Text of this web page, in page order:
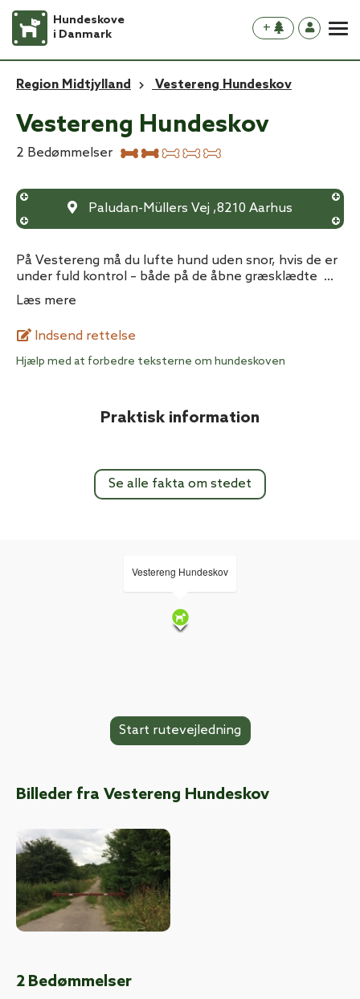
Hundeskove
i Danmark
+
Region Midtjylland Vestereng Hundeskov
Vestereng Hundeskov
2 Bedømmelser
Paludan-Müllers Vej ,8210 Aarhus
På Vestereng må du lufte hund uden snor, hvis de er
under fuld kontrol – både på de åbne græsklædte ...
Læs mere
Indsend rettelse
Hjælp med at forbedre teksterne om hundeskoven
Praktisk information
Se alle fakta om stedet
Vestereng Hundeskov
Billeder fra Vestereng Hundeskov
2 Bedømmelser